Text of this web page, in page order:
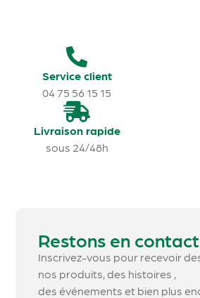
Service client
04 75 56 15 15
Livraison rapide
sous 24/48h
Restons en contact
Inscrivez-vous pour recevoir
nos produits, des histoires ,
des événements et bien plus